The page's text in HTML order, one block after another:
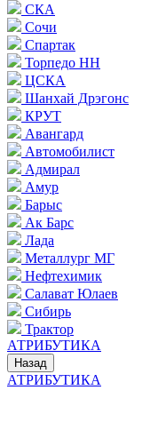
СКА
Сочи
Спартак
Торпедо НН
ЦСКА
Шанхай Дрэгонс
КРУТ
Авангард
Автомобилист
Адмирал
Амур
Барыс
Ак Барс
Лада
Металлург МГ
Нефтехимик
Салават Юлаев
Сибирь
Трактор
АТРИБУТИКА
Назад
АТРИБУТИКА